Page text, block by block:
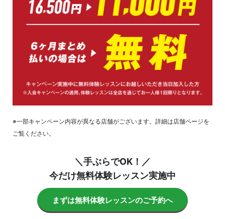
※一部キャンペーン内容が異なる店舗がございます。詳細は店舗ページを
ご覧ください。
＼手ぶらでOK！／
今だけ無料体験レッスン実施中
まずは無料体験レッスンのご予約へ